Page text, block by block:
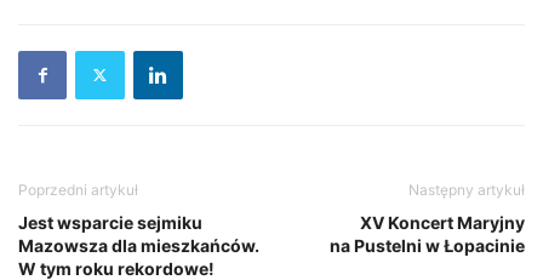
Poprzedni artykuł
Jest wsparcie sejmiku
Mazowsza dla mieszkańców.
W tym roku rekordowe!
Następny artykuł
XV Koncert Maryjny
na Pustelni w Łopacinie